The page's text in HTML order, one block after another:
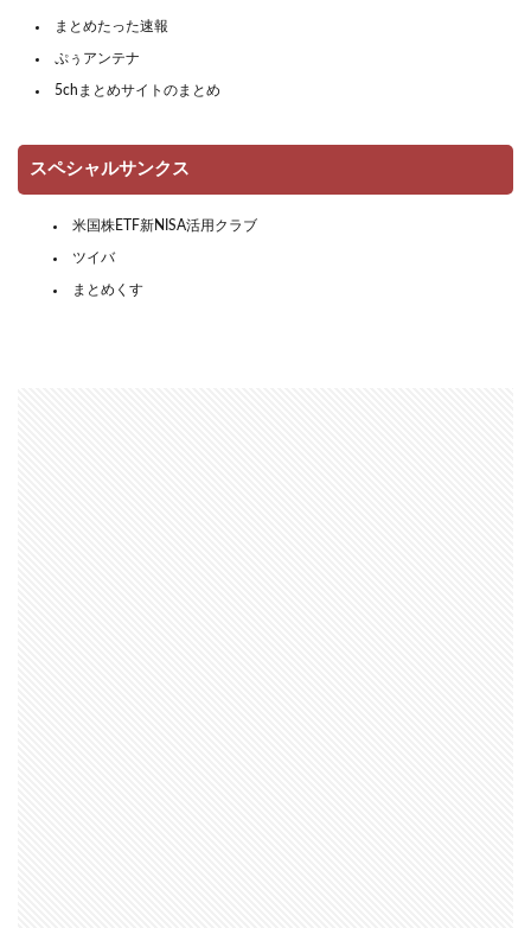
まとめたった速報
ぷぅアンテナ
5chまとめサイトのまとめ
スペシャルサンクス
米国株ETF新NISA活用クラブ
ツイバ
まとめくす